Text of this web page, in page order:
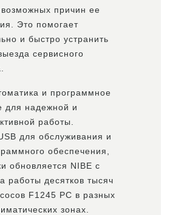
причин ее
Это помогает
и быстро устранить
сервисного
и программное
для надежной и
работы.
для обслуживания и
обеспечения,
обновляется NIBE с
работы десятков тысяч
F1245 PC в разных
зонах.